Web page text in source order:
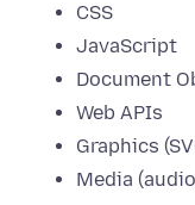
CSS
JavaScript
Document
Web APIs
Graphics
Media